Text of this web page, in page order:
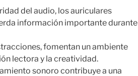
del audio, los auriculares
información importante durante
fomentan un ambiente
lectora y la creatividad.
sonoro contribuye a una